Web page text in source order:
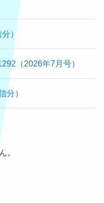
）
（2026年7月号）
分）
。